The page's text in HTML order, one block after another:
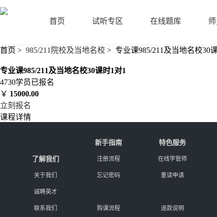
首页 试听专区 在线题库
首页 > 985/211院校及当地名校 > 专业课985/211及当地名校30
专业课985/211及当地名校30课时1对1
4730学员已报名
￥ 15000.00
立刻报名
课程详情
了解我们
关于我们
诚聘英才
联系我们
新手指南
注册流程
忘记密码
购课流程
特色服务
在线学管师
重读申请
退款说明